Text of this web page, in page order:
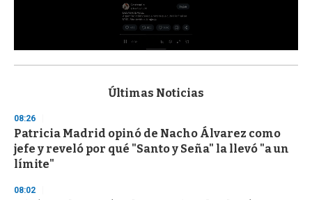
s
d
s
o
f
3
s
Últimas Noticias
08:26
Patricia Madrid opinó de Nacho Álvarez como
jefe y reveló por qué "Santo y Seña" la llevó "a un
límite"
08:02